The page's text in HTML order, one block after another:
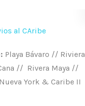
Playa Bávaro // Riviera
// Rivera Maya //
York & Caribe II